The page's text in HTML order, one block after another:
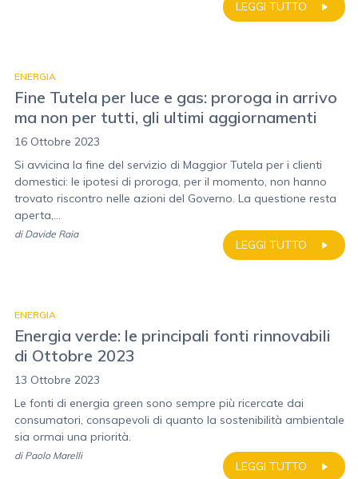
LEGGI TUTTO
ENERGIA
Fine Tutela per luce e gas: proroga in arrivo
ma non per tutti, gli ultimi aggiornamenti
16 Ottobre 2023
Si avvicina la fine del servizio di Maggior Tutela per i clienti
domestici: le ipotesi di proroga, per il momento, non hanno
trovato riscontro nelle azioni del Governo. La questione resta
aperta,...
LEGGI TUTTO
di Davide Raia
ENERGIA
Energia verde: le principali fonti rinnovabili
di Ottobre 2023
13 Ottobre 2023
Le fonti di energia green sono sempre più ricercate dai
consumatori, consapevoli di quanto la sostenibilità ambientale
sia ormai una priorità.
LEGGI TUTTO
di Paolo Marelli